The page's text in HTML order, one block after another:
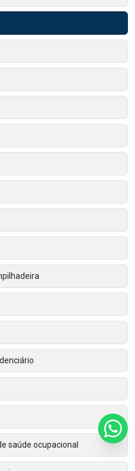
saúde ocupacional